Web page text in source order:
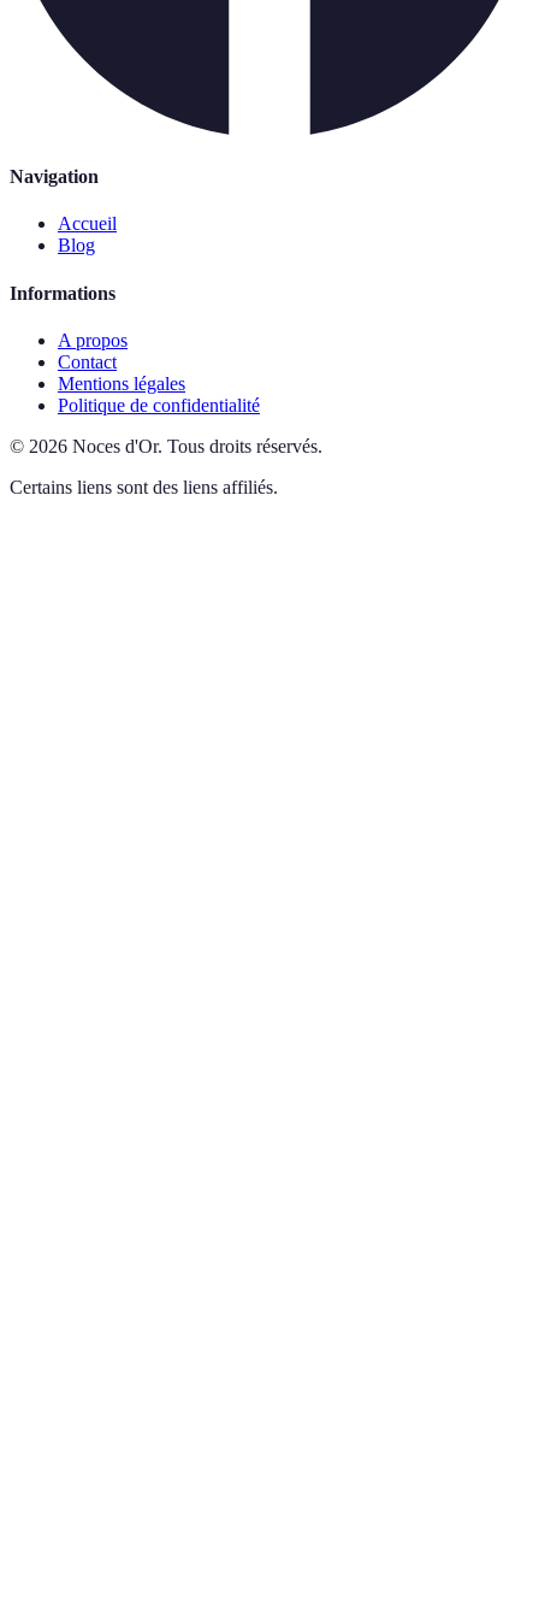
Navigation
Accueil
Blog
Informations
A propos
Contact
Mentions légales
Politique de confidentialité
© 2026 Noces d'Or. Tous droits réservés.
Certains liens sont des liens affiliés.